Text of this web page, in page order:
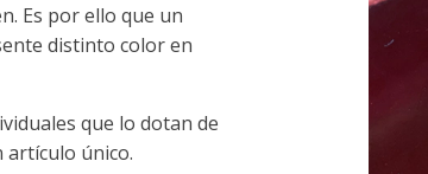
Es por ello que un
distinto color en
que lo dotan de
artículo único.